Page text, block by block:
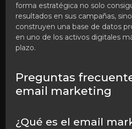
forma estratégica no solo
resultados en sus campañas,
construyen una base de datos
en uno de los activos digitales
plazo.
Preguntas
email marketing
¿Qué es el email